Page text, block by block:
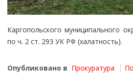
Каргопольского муниципального
по ч. 2 ст. 293 УК РФ (халатность).
Опубликовано в Прокуратура